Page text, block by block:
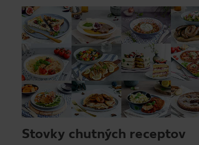
Stovky chutných receptov